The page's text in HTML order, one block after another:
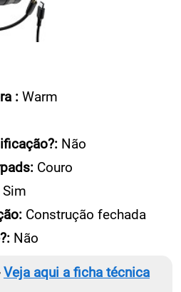
: Warm
Não
Couro
Sim
Construção fechada
Não
Veja aqui a ficha técnica